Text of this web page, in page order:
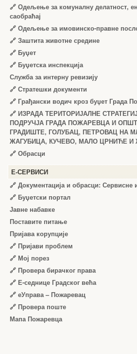
🔗 Одељење за комуналну делатност,
саобраћај
🔗 Одељење за имовинско-правне
🔗 Заштита животне средине
🔗 Буџет
🔗 Буџетска инспекција
Служба за интерну ревизију
🔗 Стратешки документи
🔗 Грађански водич кроз буџет Града
🔗 ИЗРАДА ТЕРИТОРИЈАЛНЕ
ПОДРУЧЈА ГРАДА ПОЖАРЕВЦА И
ГРАДИШТЕ, ГОЛУБАЦ, ПЕТРОВАЦ НА
ЖАГУБИЦА, КУЧЕВО, МАЛО ЦРНИЋЕ И
🔗 Обрасци
Е-СЕРВИСИ
🔗 Документација и обрасци: Сервисне
🔗 Буџетски портал
Јавне набавке
Поставите питање
Пријава корупције
🔗 Пријави проблем
🔗 Мој порез
🔗 Провера бирачког права
🔗 Е-седнице Градског већа
🔗 еУправа – Пожаревац
🔗 Провера поште
Мапа Пожаревца